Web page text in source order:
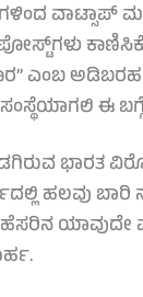
ವಾಟ್ಸಾಪ್
ಎಂಬ
ಸಂಸ್ಥೆಯಾಗಲಿ ಈ
ಭಾರತ
ಹಲವು ಬಾರಿ
ಯಾವುದೇ